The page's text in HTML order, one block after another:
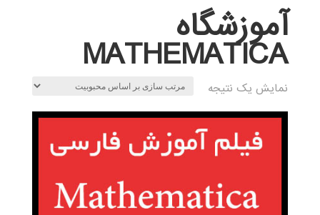
آموزشگاه
MATHEMATICA
نمایش یک نتیجه